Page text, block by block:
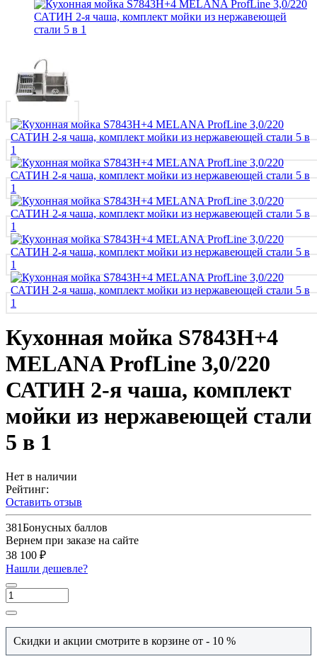
Кухонная мойка S7843H+4
MELANA ProfLine 3,0/220
САТИН 2-я чаша, комплект
мойки из нержавеющей стали
5 в 1
Нет в наличии
Рейтинг:
Оставить отзыв
381Бонусных баллов
Вернем при заказе на сайте
38 100 ₽
Нашли дешевле?
Скидки и акции смотрите в корзине от - 10 %